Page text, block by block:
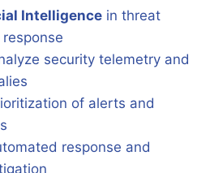
Intelligence in threat
security telemetry and
of alerts and
response and